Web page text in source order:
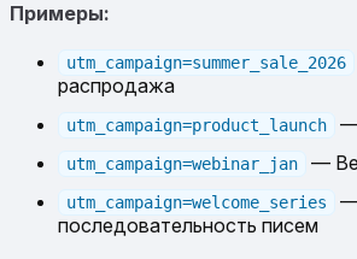
Примеры:
utm_campaign=summer_sale_2026
распродажа
utm_campaign=product_launch —
utm_campaign=webinar_jan —
utm_campaign=welcome_series
—
последовательность писем